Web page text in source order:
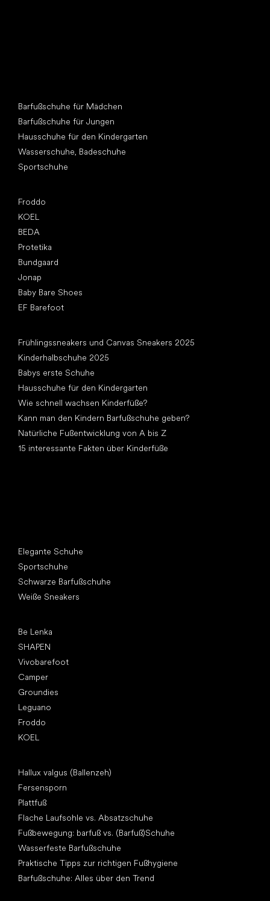
Barfußschuhe für Mädchen
Barfußschuhe für Jungen
Hausschuhe für den Kindergarten
Wasserschuhe, Badeschuhe
Sportschuhe
Froddo
KOEL
BEDA
Protetika
Bundgaard
Jonap
Baby Bare Shoes
EF Barefoot
Frühlingssneakers und Canvas Sneakers 2025
Kinderhalbschuhe 2025
Babys erste Schuhe
Hausschuhe für den Kindergarten
Wie schnell wachsen Kinderfüße?
Kann man den Kindern Barfußschuhe geben?
Natürliche Fußentwicklung von A bis Z
15 interessante Fakten über Kinderfüße
Elegante Schuhe
Sportschuhe
Schwarze Barfußschuhe
Weiße Sneakers
Be Lenka
SHAPEN
Vivobarefoot
Camper
Groundies
Leguano
Froddo
KOEL
Hallux valgus (Ballenzeh)
Fersensporn
Plattfuß
Flache Laufsohle vs. Absatzschuhe
Fußbewegung: barfuß vs. (Barfuß)Schuhe
Wasserfeste Barfußschuhe
Praktische Tipps zur richtigen Fußhygiene
Barfußschuhe: Alles über den Trend